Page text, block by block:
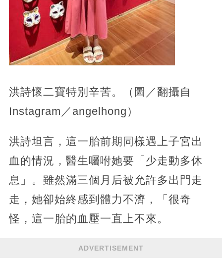
洪詩懷二寶特別辛苦。（圖／翻攝自
Instagram／angelhong）
洪詩坦言，這一胎前期同樣遇上子宮出
血的情況，醫生囑咐她要「少走動多休
息」。雖然滿三個月后被允許多出門走
走，她卻始終感到體力不濟，「很奇
怪，這一胎的血壓一直上不來。
ADVERTISEMENT